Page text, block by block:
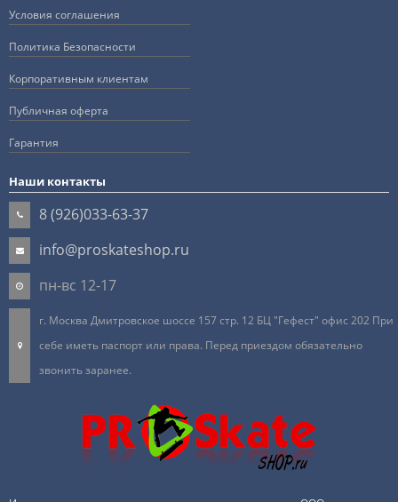
Условия соглашения
Политика Безопасности
Корпоративным клиентам
Публичная оферта
Гарантия
Наши контакты
8 (926)033-63-37
info@proskateshop.ru
пн-вс 12-17
г. Москва Дмитровское шоссе 157 стр. 12 БЦ "Гефест" офис 202 При
себе иметь паспорт или права. Перед приездом обязательно
звонить заранее.